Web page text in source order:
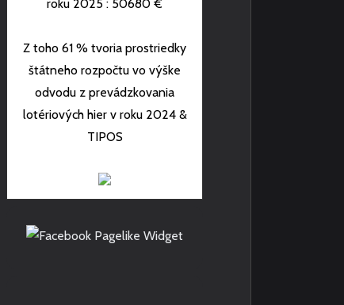
roku 2025 : 50680 €
Z toho 61 % tvoria prostriedky
štátneho rozpočtu vo výške
odvodu z prevádzkovania
lotériových hier v roku 2024 &
TIPOS